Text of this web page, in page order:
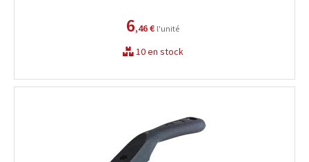
6,46 € l'unité
10 en stock